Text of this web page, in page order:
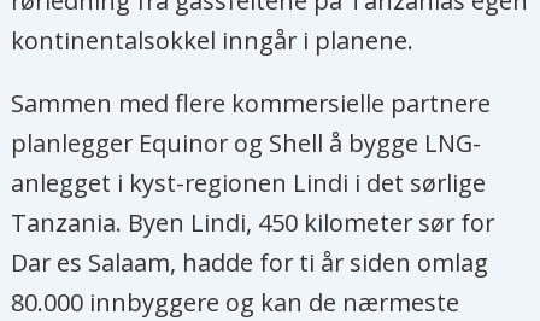
kontinentalsokkel inngår i planene.
Sammen med flere kommersielle partnere
planlegger Equinor og Shell å bygge LNG-
anlegget i kyst-regionen Lindi i det sørlige
Tanzania. Byen Lindi, 450 kilometer sør for
Dar es Salaam, hadde for ti år siden omlag
80.000 innbyggere og kan de nærmeste